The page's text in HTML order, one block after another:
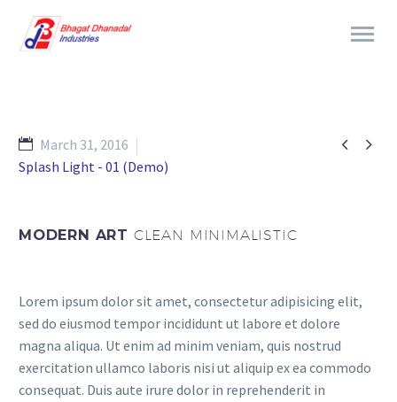
 
March 31, 2016
Splash Light - 01 (Demo)
MODERN ART CLEAN MINIMALISTIC
Lorem ipsum dolor sit amet, consectetur adipisicing elit,
sed do eiusmod tempor incididunt ut labore et dolore
magna aliqua. Ut enim ad minim veniam, quis nostrud
exercitation ullamco laboris nisi ut aliquip ex ea commodo
consequat. Duis aute irure dolor in reprehenderit in